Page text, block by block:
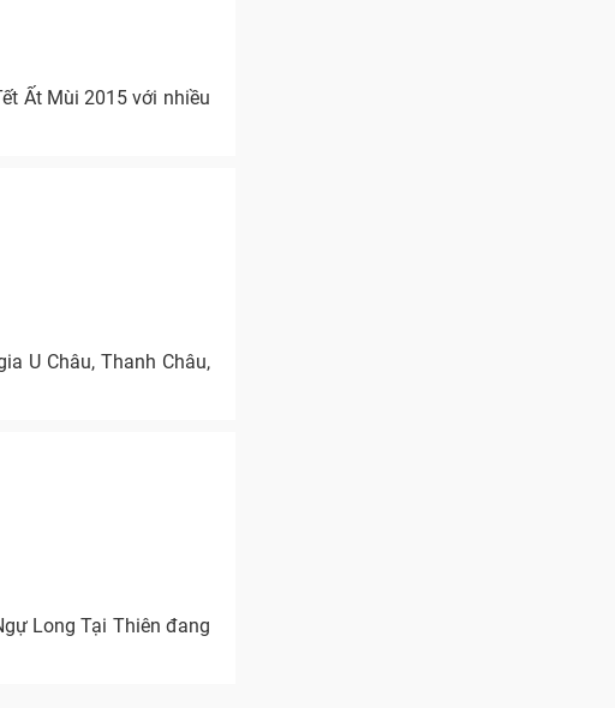
Ất Mùi 2015 với nhiều
U Châu, Thanh Châu,
Long Tại Thiên đang